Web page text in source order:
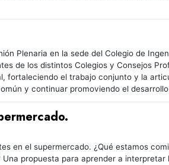
Plenaria en la sede del Colegio de
de los distintos Colegios y Consejos
fortaleciendo el trabajo conjunto y la
y continuar promoviendo el
en el supermercado. ¿Qué estamos
propuesta para aprender a